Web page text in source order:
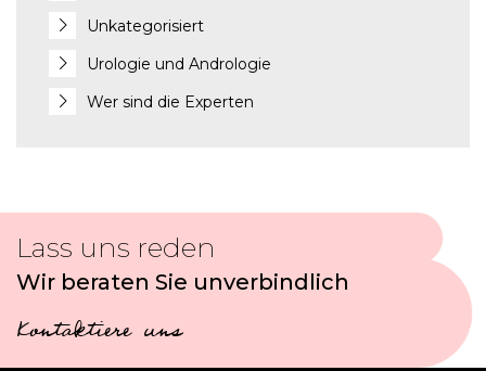
Unkategorisiert
Urologie und Andrologie
Wer sind die Experten
Lass uns reden
Wir beraten Sie unverbindlich
Kontaktiere uns